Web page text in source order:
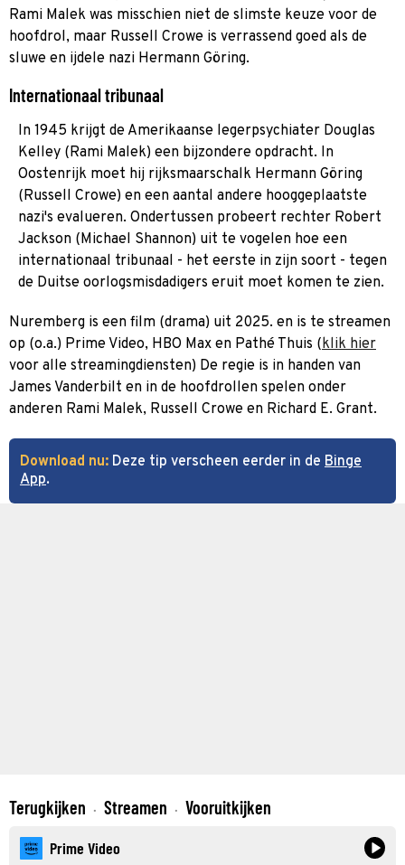
Rami Malek was misschien niet de slimste keuze voor de
hoofdrol, maar Russell Crowe is verrassend goed als de
sluwe en ijdele nazi Hermann Göring.
Internationaal tribunaal
In 1945 krijgt de Amerikaanse legerpsychiater Douglas
Kelley (Rami Malek) een bijzondere opdracht. In
Oostenrijk moet hij rijksmaarschalk Hermann Göring
(Russell Crowe) en een aantal andere hooggeplaatste
nazi's evalueren. Ondertussen probeert rechter Robert
Jackson (Michael Shannon) uit te vogelen hoe een
internationaal tribunaal - het eerste in zijn soort - tegen
de Duitse oorlogsmisdadigers eruit moet komen te zien.
Nuremberg is een film (drama) uit 2025. en is te streamen
op (o.a.) Prime Video, HBO Max en Pathé Thuis (klik hier
voor alle streamingdiensten) De regie is in handen van
James Vanderbilt en in de hoofdrollen spelen onder
anderen Rami Malek, Russell Crowe en Richard E. Grant.
Download nu: Deze tip verscheen eerder in de Binge
App.
Terugkijken · Streamen · Vooruitkijken
Prime Video